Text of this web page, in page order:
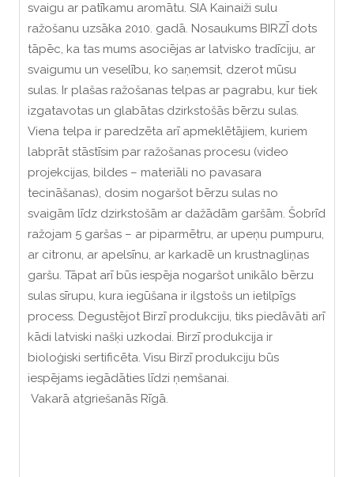
svaigu ar patīkamu aromātu. SIA Kainaiži sulu
ražošanu uzsāka 2010. gadā. Nosaukums BIRZĪ dots
tāpēc, ka tas mums asociējas ar latvisko tradīciju, ar
svaigumu un veselību, ko saņemsit, dzerot mūsu
sulas. Ir plašas ražošanas telpas ar pagrabu, kur tiek
izgatavotas un glabātas dzirkstošās bērzu sulas.
Viena telpa ir paredzēta arī apmeklētājiem, kuriem
labprāt stāstīsim par ražošanas procesu (video
projekcijas, bildes – materiāli no pavasara
tecināšanas), dosim nogaršot bērzu sulas no
svaigām līdz dzirkstošām ar dažādām garšām. Šobrīd
ražojam 5 garšas – ar piparmētru, ar upeņu pumpuru,
ar citronu, ar apelsīnu, ar karkadē un krustnagliņas
garšu. Tāpat arī būs iespēja nogaršot unikālo bērzu
sulas sīrupu, kura iegūšana ir ilgstošs un ietilpīgs
process. Degustējot Birzī produkciju, tiks piedāvāti arī
kādi latviski našķi uzkodai. Birzī produkcija ir
bioloģiski sertificēta. Visu Birzī produkciju būs
iespējams iegādāties līdzi ņemšanai.
Vakarā atgriešanās Rīgā.